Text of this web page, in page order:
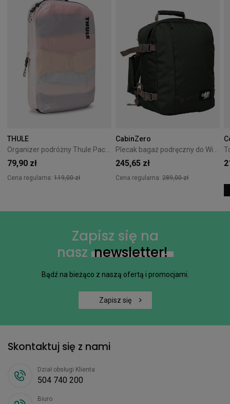
THULE
79,90 zł
Cena regularna: 119,00 zł
CabinZero
245,65 zł
Cena regularna: 289,00 zł
Zapisz się na
nasz newsletter!
Bądź na bieżąco z naszą ofertą i promocjami.
Zapisz się
Skontaktuj się z nami
Dział obsługi Klienta
504 740 200
Biuro